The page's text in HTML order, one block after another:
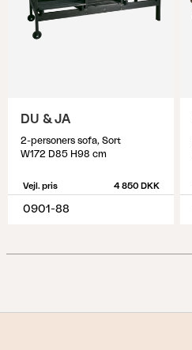
DU & JA
2-personers sofa, Sort
W172 D85 H98 cm
Vejl. pris 4 850 DKK
0901-88